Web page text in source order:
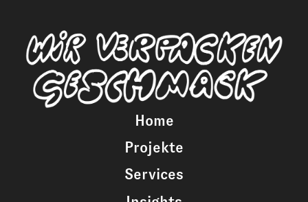
Home
Projekte
Services